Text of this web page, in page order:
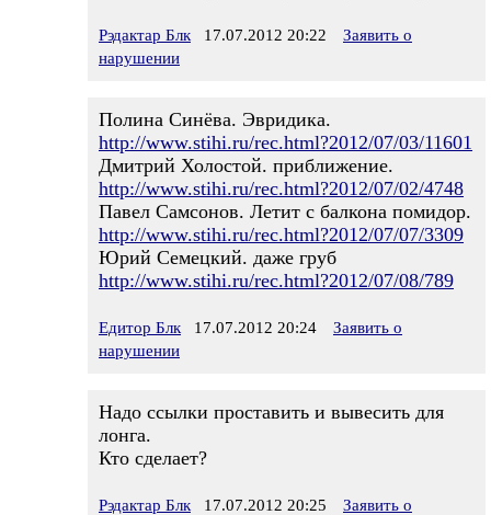
Рэдактар Блк 17.07.2012 20:22
Заявить о
нарушении
Полина Синёва. Эвридика.
http://www.stihi.ru/rec.html?2012/07/03/11601
Дмитрий Холостой. приближение.
http://www.stihi.ru/rec.html?2012/07/02/4748
Павел Самсонов. Летит с балкона помидор.
http://www.stihi.ru/rec.html?2012/07/07/3309
Юрий Семецкий. даже груб
http://www.stihi.ru/rec.html?2012/07/08/789
Едитор Блк 17.07.2012 20:24
Заявить о
нарушении
Надо ссылки проставить и вывесить для
лонга.
Кто сделает?
Рэдактар Блк 17.07.2012 20:25
Заявить о